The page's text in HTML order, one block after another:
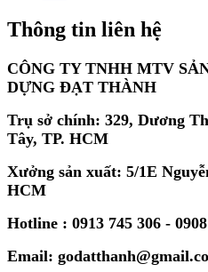
Thông tin liên hệ
CÔNG TY TNHH MTV
DỰNG ĐẠT THÀNH
Trụ sở chính: 329, Dương
Tây, TP. HCM
Xưởng sản xuất: 5/1E
HCM
Hotline : 0913 745 306 -
Email: